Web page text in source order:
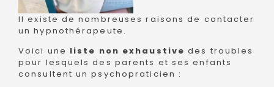
Il existe de nombreuses raisons de contacter
un hypnothérapeute.
Voici une liste non exhaustive des troubles
pour lesquels des parents et ses enfants
consultent un psychopraticien :